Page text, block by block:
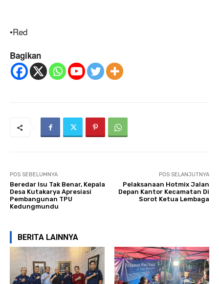
•Red
Bagikan
POS SEBELUMNYA
Beredar Isu Tak Benar, Kepala
Desa Kutakarya Apresiasi
Pembangunan TPU
Kedungmundu
POS SELANJUTNYA
Pelaksanaan Hotmix Jalan
Depan Kantor Kecamatan Di
Sorot Ketua Lembaga
BERITA LAINNYA